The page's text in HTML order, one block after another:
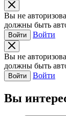
Вы не
должны быть
Войти Войти
Вы не
должны быть
Войти Войти
Вы